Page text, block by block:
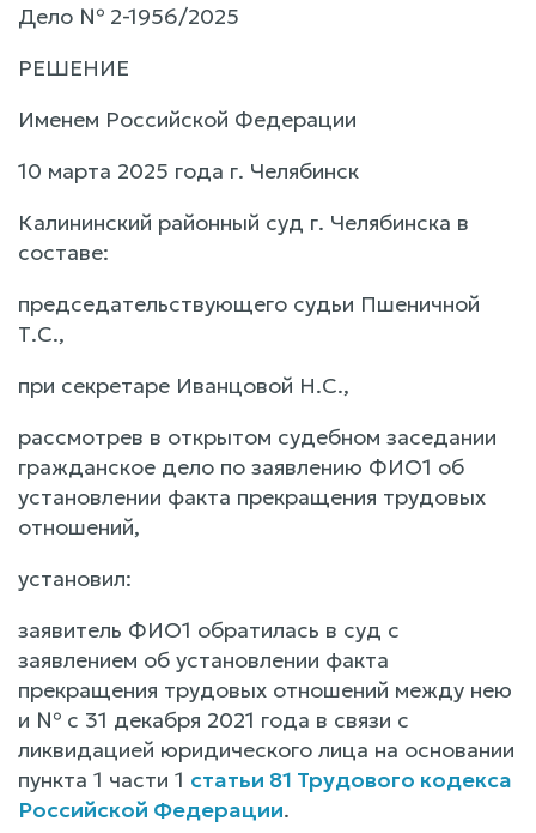
Дело № 2-1956/2025
РЕШЕНИЕ
Именем Российской Федерации
10 марта 2025 года г. Челябинск
Калининский районный суд г. Челябинска в
составе:
председательствующего судьи Пшеничной
Т.С.,
при секретаре Иванцовой Н.С.,
рассмотрев в открытом судебном заседании
гражданское дело по заявлению ФИО1 об
установлении факта прекращения трудовых
отношений,
установил:
заявитель ФИО1 обратилась в суд с
заявлением об установлении факта
прекращения трудовых отношений между нею
и № с 31 декабря 2021 года в связи с
ликвидацией юридического лица на основании
пункта 1 части 1 статьи 81 Трудового кодекса
Российской Федерации.